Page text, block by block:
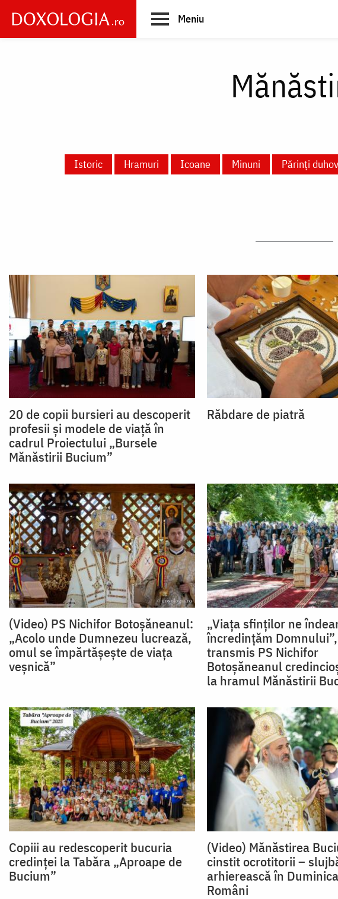
main
Meniu
Istoric Hramuri Icoane Minuni Părinți
20 de copii bursieri au descoperit
profesii și modele de viață în
cadrul Proiectului „Bursele
Mănăstirii Bucium”
Răbdare de piatră
(Video) PS Nichifor Botoșăneanul:
„Acolo unde Dumnezeu lucrează,
omul se împărtășește de viața
veșnică”
„Viața sfinților ne
încredințăm
transmis PS Nichifor
Botoșăneanul
la hramul Mănăstirii
Copiii au redescoperit bucuria
credinței la Tabăra „Aproape de
Bucium”
(Video) Mănăstirea
cinstit ocrotitorii –
arhierească în
Români